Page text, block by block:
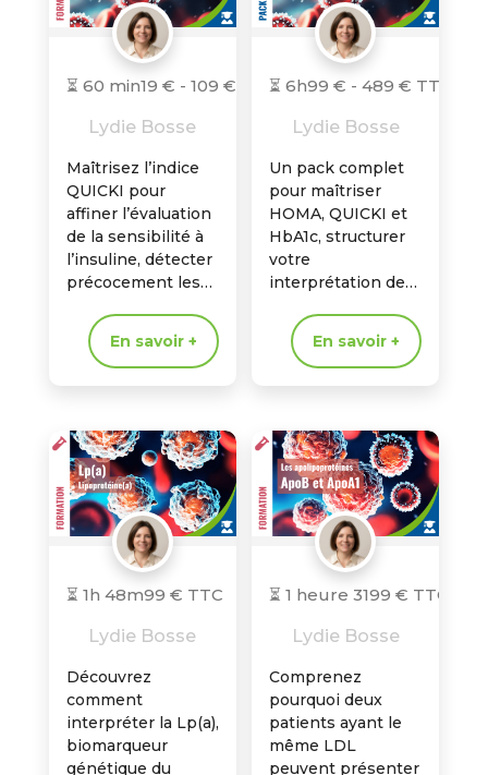
⏳ 60 min19 € - 109 € TTC
Lydie Bosse
Maîtrisez l’indice
QUICKI pour
affiner l’évaluation
de la sensibilité à
l’insuline, détecter
précocement les
métaboliques et
compléter
l’interprétation du
En savoir +
⏳ 6h99 € - 489 € TTC
Lydie Bosse
Un pack complet
pour maîtriser
HOMA, QUICKI et
HbA1c, structurer
votre
interprétation des
affiner votre
lecture du risque
métabolique en
En savoir +
⏳ 1h 48m99 € TTC
Lydie Bosse
Découvrez
comment
interpréter la Lp(a),
biomarqueur
génétique du
⏳ 1 heure 3199 € TTC
Lydie Bosse
Comprenez
pourquoi deux
patients ayant le
même LDL
peuvent présenter